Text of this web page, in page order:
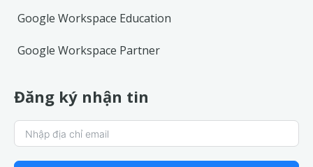
Google Workspace Education
Google Workspace Partner
Đăng ký nhận tin